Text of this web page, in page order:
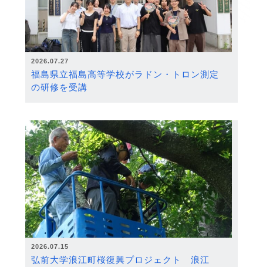
2026.07.27
福島県立福島高等学校がラドン・トロン測定
の研修を受講
2026.07.15
弘前大学浪江町桜復興プロジェクト 浪江